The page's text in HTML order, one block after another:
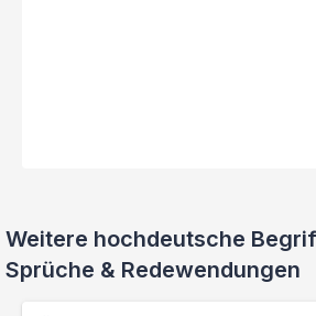
Weitere hochdeutsche
Sprüche & Redewendungen